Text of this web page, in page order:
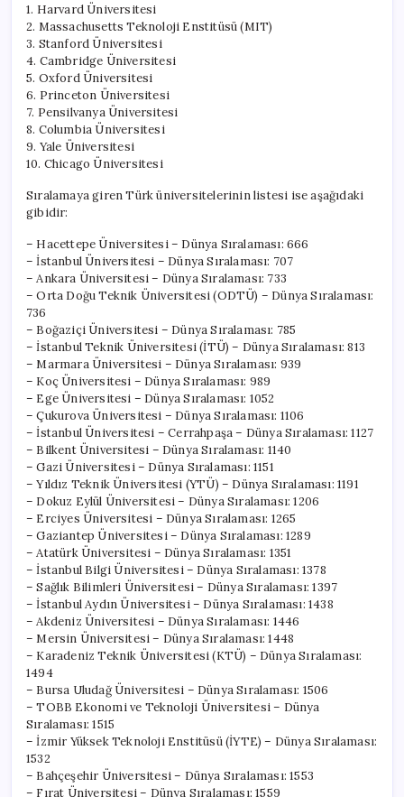
1. Harvard Üniversitesi
2. Massachusetts Teknoloji Enstitüsü (MIT)
3. Stanford Üniversitesi
4. Cambridge Üniversitesi
5. Oxford Üniversitesi
6. Princeton Üniversitesi
7. Pensilvanya Üniversitesi
8. Columbia Üniversitesi
9. Yale Üniversitesi
10. Chicago Üniversitesi
Sıralamaya giren Türk üniversitelerinin listesi ise aşağıdaki
gibidir:
– Hacettepe Üniversitesi – Dünya Sıralaması: 666
– İstanbul Üniversitesi – Dünya Sıralaması: 707
– Ankara Üniversitesi – Dünya Sıralaması: 733
– Orta Doğu Teknik Üniversitesi (ODTÜ) – Dünya Sıralaması:
736
– Boğaziçi Üniversitesi – Dünya Sıralaması: 785
– İstanbul Teknik Üniversitesi (İTÜ) – Dünya Sıralaması: 813
– Marmara Üniversitesi – Dünya Sıralaması: 939
– Koç Üniversitesi – Dünya Sıralaması: 989
– Ege Üniversitesi – Dünya Sıralaması: 1052
– Çukurova Üniversitesi – Dünya Sıralaması: 1106
– İstanbul Üniversitesi – Cerrahpaşa – Dünya Sıralaması: 1127
– Bilkent Üniversitesi – Dünya Sıralaması: 1140
– Gazi Üniversitesi – Dünya Sıralaması: 1151
– Yıldız Teknik Üniversitesi (YTÜ) – Dünya Sıralaması: 1191
– Dokuz Eylül Üniversitesi – Dünya Sıralaması: 1206
– Erciyes Üniversitesi – Dünya Sıralaması: 1265
– Gaziantep Üniversitesi – Dünya Sıralaması: 1289
– Atatürk Üniversitesi – Dünya Sıralaması: 1351
– İstanbul Bilgi Üniversitesi – Dünya Sıralaması: 1378
– Sağlık Bilimleri Üniversitesi – Dünya Sıralaması: 1397
– İstanbul Aydın Üniversitesi – Dünya Sıralaması: 1438
– Akdeniz Üniversitesi – Dünya Sıralaması: 1446
– Mersin Üniversitesi – Dünya Sıralaması: 1448
– Karadeniz Teknik Üniversitesi (KTÜ) – Dünya Sıralaması:
1494
– Bursa Uludağ Üniversitesi – Dünya Sıralaması: 1506
– TOBB Ekonomi ve Teknoloji Üniversitesi – Dünya
Sıralaması: 1515
– İzmir Yüksek Teknoloji Enstitüsü (İYTE) – Dünya Sıralaması:
1532
– Bahçeşehir Üniversitesi – Dünya Sıralaması: 1553
– Fırat Üniversitesi – Dünya Sıralaması: 1559